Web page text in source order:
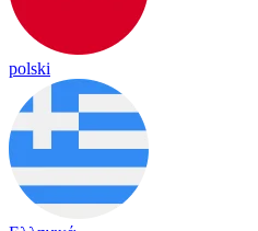
polski